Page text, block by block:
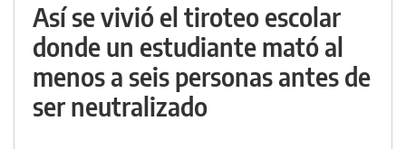
Así se vivió el tiroteo escolar
donde un estudiante mató al
menos a seis personas antes de
ser neutralizado